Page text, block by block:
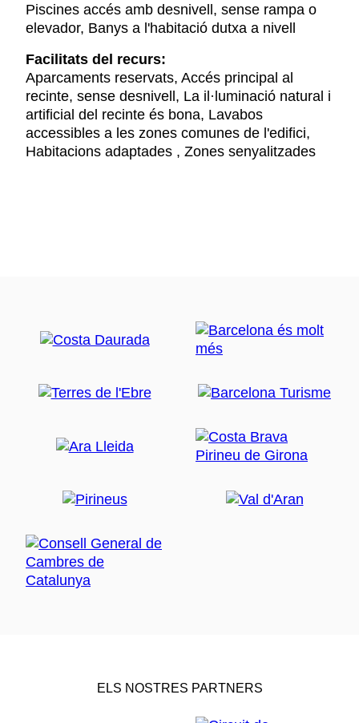
Piscines accés amb desnivell, sense rampa o
elevador, Banys a l'habitació dutxa a nivell
Facilitats del recurs:
Aparcaments reservats, Accés principal al
recinte, sense desnivell, La il·luminació natural i
artificial del recinte és bona, Lavabos
accessibles a les zones comunes de l'edifici,
Habitacions adaptades , Zones senyalitzades
ELS NOSTRES PARTNERS